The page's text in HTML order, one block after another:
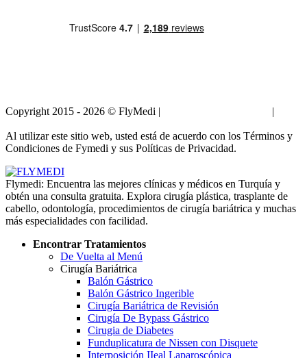
Copyright 2015 - 2026 © FlyMedi |
|
Al utilizar este sitio web, usted está de acuerdo con los Términos y
Condiciones de Fymedi y sus Políticas de Privacidad.
Flymedi: Encuentra las mejores clínicas y médicos en Turquía y
obtén una consulta gratuita. Explora cirugía plástica, trasplante de
cabello, odontología, procedimientos de cirugía bariátrica y muchas
más especialidades con facilidad.
Encontrar Tratamientos
De Vuelta al Menú
Cirugía Bariátrica
Balón Gástrico
Balón Gástrico Ingerible
Cirugía Bariátrica de Revisión
Cirugía De Bypass Gástrico
Cirugia de Diabetes
Funduplicatura de Nissen con Disquete
Interposición IIeal Laparoscópica